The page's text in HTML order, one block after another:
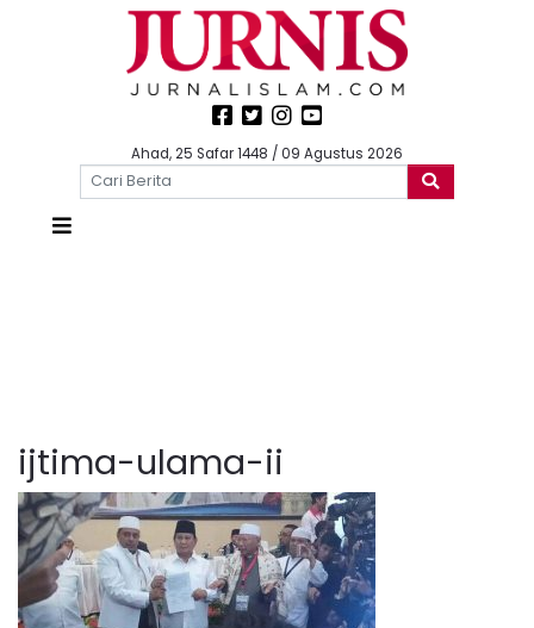
Ahad, 25 Safar 1448 / 09 Agustus 2026
ijtima-ulama-ii